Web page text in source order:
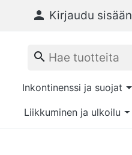
 Kirjaudu sisään
Inkontinenssi ja suojat
Liikkuminen ja ulkoilu
search